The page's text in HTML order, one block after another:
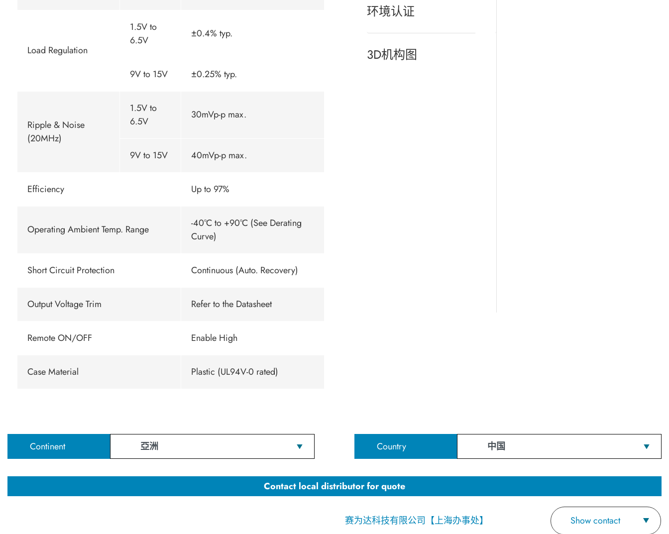
Load Regulation
1.5V to
6.5V
±0.4% typ.
9V to 15V ±0.25% typ.
Ripple & Noise
(20MHz)
1.5V to
6.5V
30mVp-p max.
9V to 15V 40mVp-p max.
Efficiency Up to 97%
Operating Ambient Temp. Range
-40°C to +90°C (See Derating
Curve)
Short Circuit Protection Continuous (Auto. Recovery)
Output Voltage Trim Refer to the Datasheet
Remote ON/OFF Enable High
Case Material Plastic (UL94V-0 rated)
环境认证
3D机构图
Continent 亞洲 Country 中国
Contact local distributor for quote
赛为达科技有限公司【上海办事处】 Show contact